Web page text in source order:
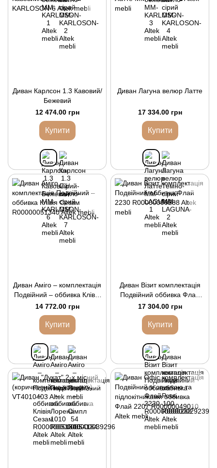
Диван Карлсон 1.3 Кавовий/
Бежевий
12 474.00 грн
Купити
Диван Лагуна велюр Латте
17 334.00 грн
Купити
Диван Аміго – комплектація
Подвійний – оббивка Клівія
Сезам
14 772.00 грн
Купити
Диван Візит комплектація
Подвійний оббивка Флай
2230
17 304.00 грн
Купити